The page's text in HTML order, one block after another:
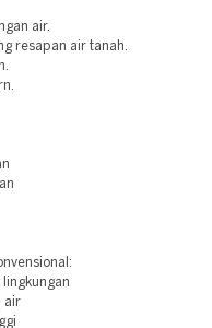
air.
resapan air tanah.
air